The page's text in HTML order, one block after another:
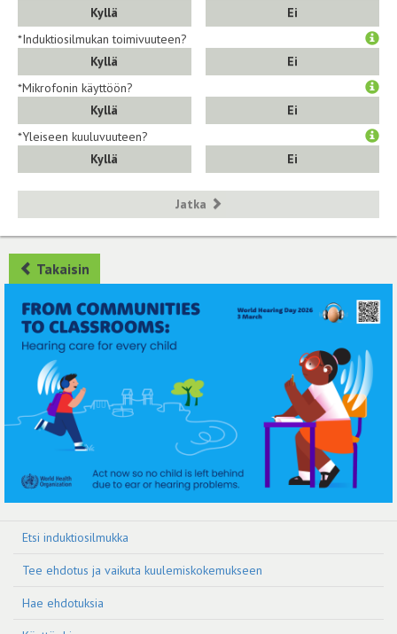
Kyllä
Ei
*Induktiosilmukan toimivuuteen?
Kyllä
Ei
*Mikrofonin käyttöön?
Kyllä
Ei
*Yleiseen kuuluvuuteen?
Kyllä
Ei
Jatka
Takaisin
Etsi induktiosilmukka
Tee ehdotus ja vaikuta kuulemiskokemukseen
Hae ehdotuksia